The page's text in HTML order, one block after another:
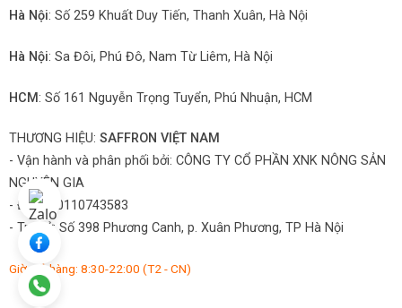
Hà Nội: Số 259 Khuất Duy Tiến, Thanh Xuân, Hà Nội
Hà Nội: Sa Đôi, Phú Đô, Nam Từ Liêm, Hà Nội
HCM : Số 161 Nguyễn Trọng Tuyển, Phú Nhuận, HCM
THƯƠNG HIỆU: SAFFRON VIỆT NAM
- Vận hành và phân phối bởi: CÔNG TY CỔ PHẦN XNK NÔNG SẢN
NGUYÊN GIA
- ĐKKD: 0110743583
- Trụ sở: Số 398 Phương Canh, p. Xuân Phương, TP Hà Nội
Giờ mở hàng: 8:30-22:00 (T2 - CN)